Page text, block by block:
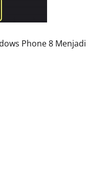
Phone 8 Menjadi